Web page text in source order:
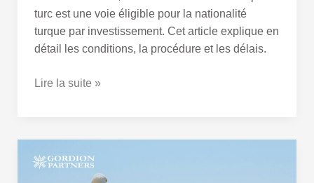
turc est une voie éligible pour la nationalité
turque par investissement. Cet article explique en
détail les conditions, la procédure et les délais.
Lire la suite »
turque